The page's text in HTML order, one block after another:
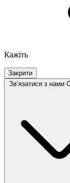
Кажіть
Закрити
Звʼязатися з нами